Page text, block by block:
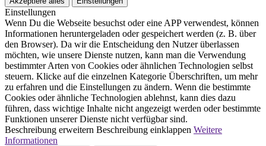
Einstellungen
Wenn Du die Webseite besuchst oder eine APP verwendest, können
Informationen heruntergeladen oder gespeichert werden (z. B. über
den Browser). Da wir die Entscheidung den Nutzer überlassen
möchten, wie unsere Dienste nutzen, kann man die Verwendung
bestimmter Arten von Cookies oder ähnlichen Technologien selbst
steuern. Klicke auf die einzelnen Kategorie Überschriften, um mehr
zu erfahren und die Einstellungen zu ändern. Wenn die bestimmte
Cookies oder ähnliche Technologien ablehnst, kann dies dazu
führen, dass wichtige Inhalte nicht angezeigt werden oder bestimmte
Funktionen unserer Dienste nicht verfügbar sind.
Beschreibung erweitern Beschreibung einklappen Weitere
Informationen